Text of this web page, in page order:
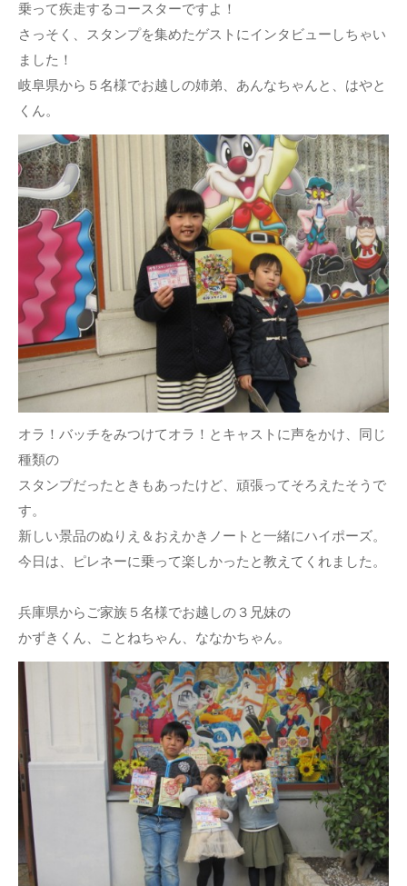
乗って疾走するコースターですよ！
さっそく、スタンプを集めたゲストにインタビューしちゃい
ました！
岐阜県から５名様でお越しの姉弟、あんなちゃんと、はやと
くん。
オラ！バッチをみつけてオラ！とキャストに声をかけ、同じ
種類の
スタンプだったときもあったけど、頑張ってそろえたそうで
す。
新しい景品のぬりえ＆おえかきノートと一緒にハイポーズ。
今日は、ピレネーに乗って楽しかったと教えてくれました。
兵庫県からご家族５名様でお越しの３兄妹の
かずきくん、ことねちゃん、ななかちゃん。